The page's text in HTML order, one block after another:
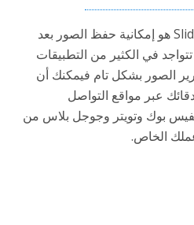
من أهم ميزات تطبيق SlidePick هو إمكانية حفظ الصور بعد
في الكثير من التطبيقات
الصور بشكل تام فيمكنك أن
عبر مواقع التواصل
بوك وتويتر وجوجل بلاس من
الخاص.